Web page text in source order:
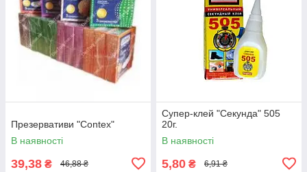
Презервативи "Contex"
В наявності
39,38 ₴ 46,88 ₴
Супер-клей "Секунда" 505
20г.
В наявності
5,80 ₴ 6,91 ₴